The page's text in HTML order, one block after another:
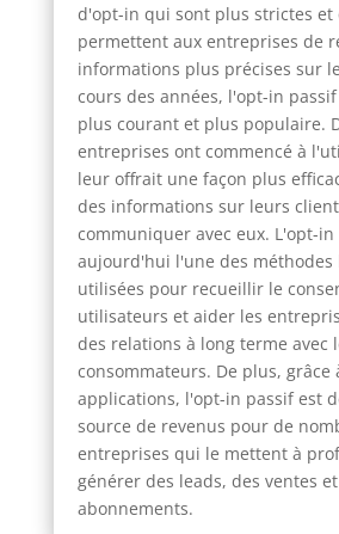
d'opt-in qui sont plus strictes et
permettent aux entreprises de
informations plus précises sur
cours des années, l'opt-in
plus courant et plus populaire.
entreprises ont commencé à
leur offrait une façon plus
des informations sur leurs
communiquer avec eux. L'opt-
aujourd'hui l'une des méthodes
utilisées pour recueillir le
utilisateurs et aider les
des relations à long terme avec
consommateurs. De plus, grâce
applications, l'opt-in passif est
source de revenus pour de
entreprises qui le mettent à
générer des leads, des ventes
abonnements.